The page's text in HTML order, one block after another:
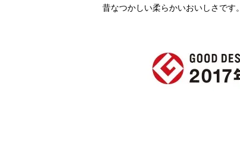
昔なつかしい柔らかいおいしさです。